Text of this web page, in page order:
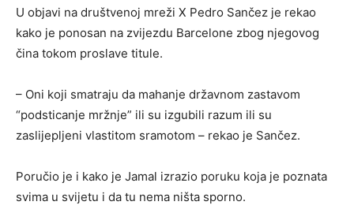
U objavi na društvenoj mreži X Pedro Sančez je rekao
kako je ponosan na zvijezdu Barcelone zbog njegovog
čina tokom proslave titule.
– Oni koji smatraju da mahanje državnom zastavom
“podsticanje mržnje” ili su izgubili razum ili su
zaslijepljeni vlastitom sramotom – rekao je Sančez.
Poručio je i kako je Jamal izrazio poruku koja je poznata
svima u svijetu i da tu nema ništa sporno.